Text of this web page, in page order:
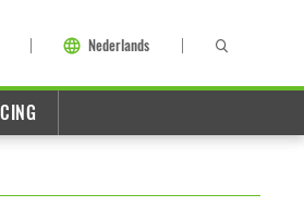
Nederlands